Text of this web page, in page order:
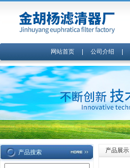
网站首页| 公司介绍
产品搜索
产品展示